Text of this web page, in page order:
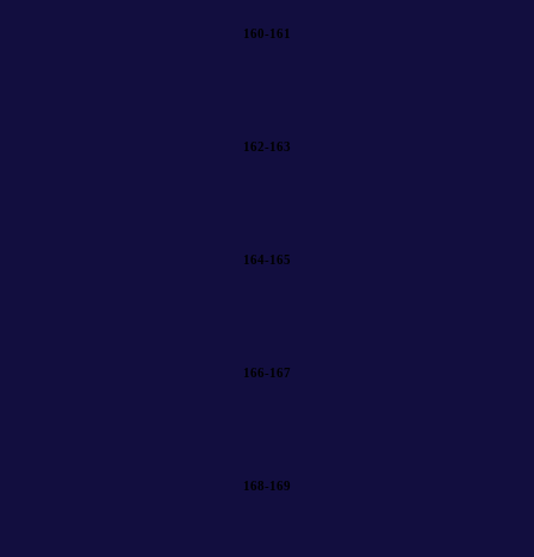
160-161
162-163
164-165
166-167
168-169